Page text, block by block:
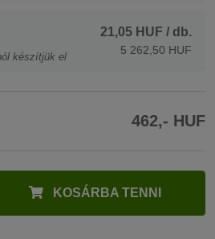
készítjük el
21,05 HUF / db.
5 262,50 HUF
462,- HUF
KOSÁRBA TENNI